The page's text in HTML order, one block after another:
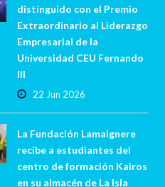
distinguido con el Premio
Extraordinario al Liderazgo
Empresarial de la
Universidad CEU Fernando
III
22 Jun 2026
La Fundación Lamaignere
recibe a estudiantes del
centro de formación Kairos
en su almacén de La Isla